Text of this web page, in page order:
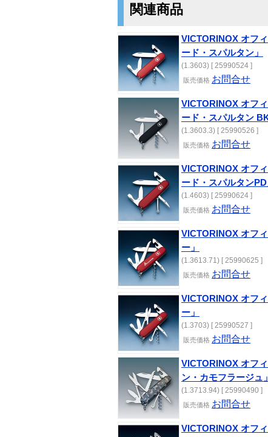
関連商品
VICTORINOX オフ
ード・スパルタン」
(1.3603) [ 25990524 ]
販売価格 お問合せ
VICTORINOX オフ
ード・スパルタン BK
(1.3603.3) [ 25990526 ]
販売価格 お問合せ
VICTORINOX オフ
ード・スパルタンPD
(1.4603) [ 25990624 ]
販売価格 お問合せ
VICTORINOX オフ
ー」
(1.3613.71) [ 25990625 ]
販売価格 お問合せ
VICTORINOX オフ
ー」
(1.3703) [ 25990527 ]
販売価格 お問合せ
VICTORINOX オフ
ン・カモフラージュ」
(1.3713.94) [ 25990490 ]
販売価格 お問合せ
VICTORINOX オフ